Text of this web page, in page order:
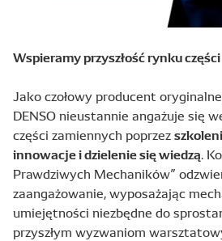
Wspieramy przyszłość rynku
Jako czołowy producent
DENSO nieustannie angażuje się
części zamiennych poprzez
innowacje i dzielenie się wiedzą.
Prawdziwych Mechaników”
zaangażowanie, wyposażając
umiejętności niezbędne do
przyszłym wyzwaniom